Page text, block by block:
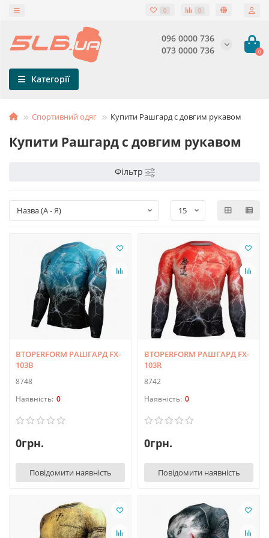
0 0
096 0000 736
073 0000 736
0
Категорії
Спортивний одяг Купити Рашгард с довгим рукавом
Купити Рашгард с довгим рукавом
Фільтр
BTOPERFORM РАШГАРД FX-
103B
8748
0
0грн.
Повідомити наявність
BTOPERFORM РАШГАРД FX-
103R
8742
0
0грн.
Повідомити наявність